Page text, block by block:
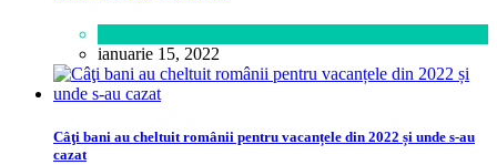
ianuarie 15, 2022
Câţi bani au cheltuit românii pentru vacanțele din 2022 și unde s-au
cazat